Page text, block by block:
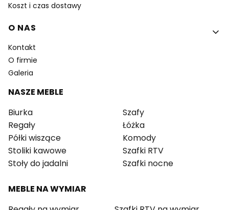
Koszt i czas dostawy
O NAS
Kontakt
O firmie
Galeria
NASZE MEBLE
Biurka
Regały
Półki wiszące
Stoliki kawowe
Stoły do jadalni
Szafy
Łóżka
Komody
Szafki RTV
Szafki nocne
MEBLE NA WYMIAR